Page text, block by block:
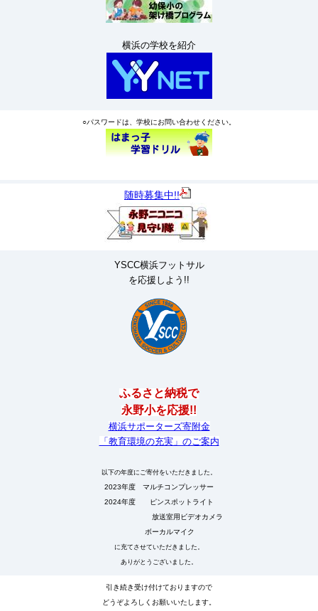
横浜の学校を紹介
○パスワードは、学校にお問い合わせください。
随時募集中!!
YSCC横浜フットサル
を応援しよう!!
ふるさと納税で
永野小を応援!!
横浜サポーターズ寄附金
「教育環境の充実」のご案内
以下の年度にご寄付をいただきました。
2023年度 マルチコンプレッサー
2024年度 ピンスポットライト
放送室用ビデオカメラ
ボーカルマイク
に充てさせていただきました。
ありがとうございました。
引き続き受け付けておりますので
どうぞよろしくお願いいたします。